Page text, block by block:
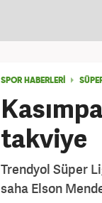
SPOR HABERLERİ
takviye
Trendyol Süper
saha Elson